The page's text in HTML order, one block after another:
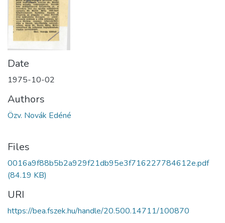
Date
1975-10-02
Authors
Özv. Novák Edéné
Files
0016a9f88b5b2a929f21db95e3f716227784612e.pdf
(84.19 KB)
URI
https://bea.fszek.hu/handle/20.500.14711/100870